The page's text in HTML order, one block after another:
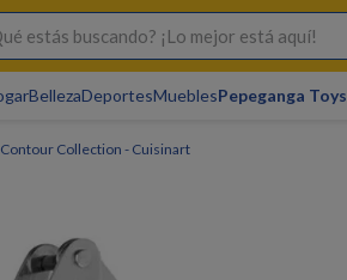
buscando? ¡Lo mejor está aquí!
BellezaDeportesMueblesPepeganga Toys
Collection - Cuisinart